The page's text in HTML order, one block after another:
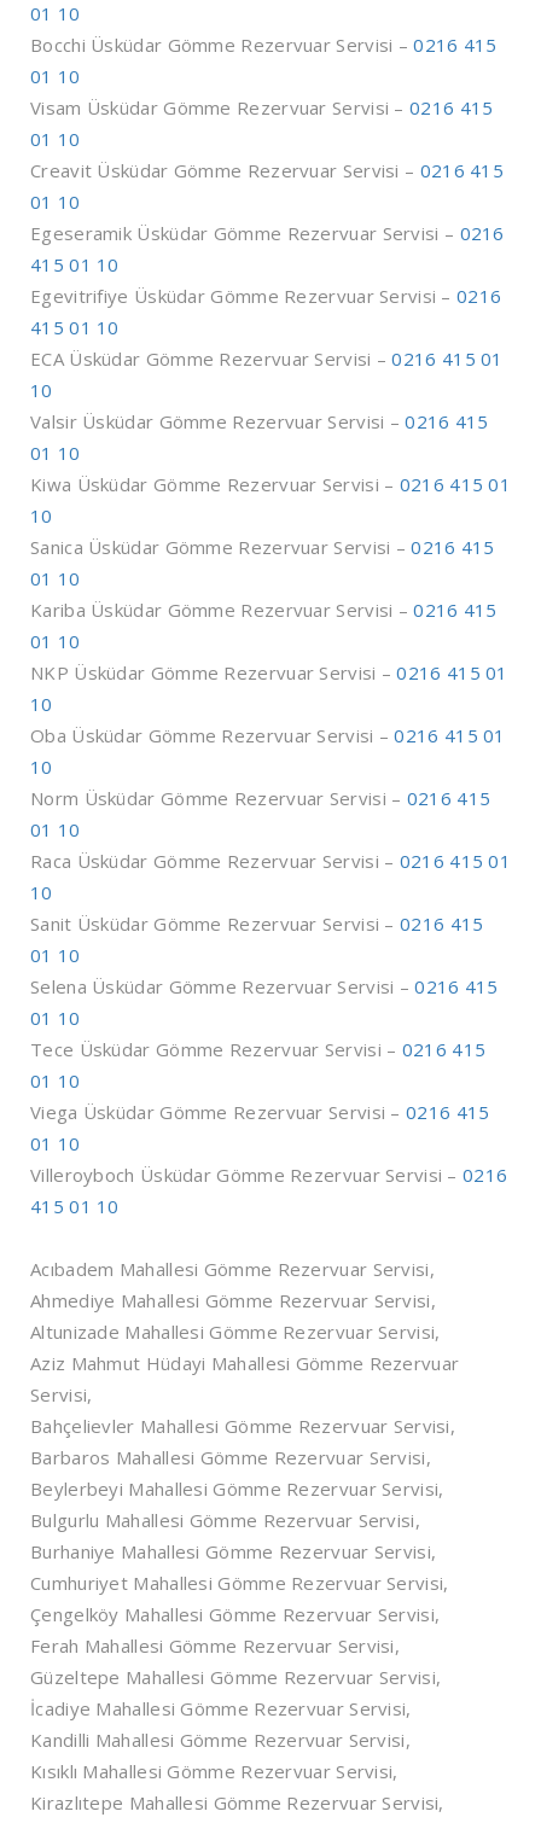
01 10
Bocchi Üsküdar Gömme Rezervuar Servisi –0216 415
01 10
Visam Üsküdar Gömme Rezervuar Servisi – 0216 415
01 10
Creavit Üsküdar Gömme Rezervuar Servisi – 0216 415
01 10
Egeseramik Üsküdar Gömme Rezervuar Servisi – 0216
415 01 10
Egevitrifiye Üsküdar Gömme Rezervuar Servisi –0216
415 01 10
ECA Üsküdar Gömme Rezervuar Servisi –0216 415 01
10
Valsir Üsküdar Gömme Rezervuar Servisi –0216 415
01 10
Kiwa Üsküdar Gömme Rezervuar Servisi – 0216 415 01
10
Sanica Üsküdar Gömme Rezervuar Servisi –0216 415
01 10
Kariba Üsküdar Gömme Rezervuar Servisi –0216 415
01 10
NKP Üsküdar Gömme Rezervuar Servisi –0216 415 01
10
Oba Üsküdar Gömme Rezervuar Servisi –0216 415 01
10
Norm Üsküdar Gömme Rezervuar Servisi – 0216 415
01 10
Raca Üsküdar Gömme Rezervuar Servisi – 0216 415 01
10
Sanit Üsküdar Gömme Rezervuar Servisi – 0216 415
01 10
Selena Üsküdar Gömme Rezervuar Servisi –0216 415
01 10
Tece Üsküdar Gömme Rezervuar Servisi – 0216 415
01 10
Viega Üsküdar Gömme Rezervuar Servisi – 0216 415
01 10
Villeroyboch Üsküdar Gömme Rezervuar Servisi –0216
415 01 10
Acıbadem Mahallesi Gömme Rezervuar Servisi,
Ahmediye Mahallesi Gömme Rezervuar Servisi,
Altunizade Mahallesi Gömme Rezervuar Servisi,
Aziz Mahmut Hüdayi Mahallesi Gömme Rezervuar
Servisi,
Bahçelievler Mahallesi Gömme Rezervuar Servisi,
Barbaros Mahallesi Gömme Rezervuar Servisi,
Beylerbeyi Mahallesi Gömme Rezervuar Servisi,
Bulgurlu Mahallesi Gömme Rezervuar Servisi,
Burhaniye Mahallesi Gömme Rezervuar Servisi,
Cumhuriyet Mahallesi Gömme Rezervuar Servisi,
Çengelköy Mahallesi Gömme Rezervuar Servisi,
Ferah Mahallesi Gömme Rezervuar Servisi,
Güzeltepe Mahallesi Gömme Rezervuar Servisi,
İcadiye Mahallesi Gömme Rezervuar Servisi,
Kandilli Mahallesi Gömme Rezervuar Servisi,
Kısıklı Mahallesi Gömme Rezervuar Servisi,
Kirazlıtepe Mahallesi Gömme Rezervuar Servisi,